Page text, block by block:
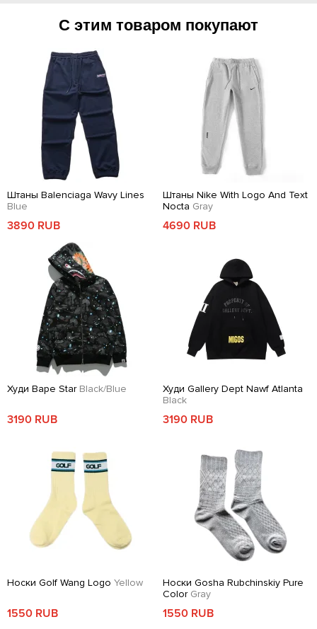
С этим товаром покупают
Штаны Balenciaga Wavy Lines
Blue
3890 RUB
Штаны Nike With Logo And Text
Nocta Gray
4690 RUB
Худи Bape Star Black/Blue
3190 RUB
Худи Gallery Dept Nawf Atlanta
Black
3190 RUB
Носки Golf Wang Logo Yellow
1550 RUB
Носки Gosha Rubchinskiy Pure
Color Gray
1550 RUB